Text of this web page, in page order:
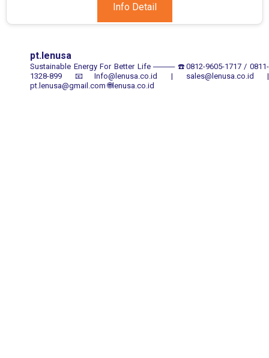
Info Detail
pt.lenusa
Sustainable Energy For Better Life────☎️0812-9605-1717 / 0811-
1328-899 📧Info@lenusa.co.id | sales@lenusa.co.id |
pt.lenusa@gmail.com 🌐lenusa.co.id